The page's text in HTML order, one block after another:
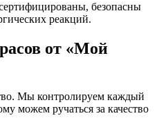
безопасны
реакций.
от «Мой
Мы контролируем каждый
можем ручаться за качество